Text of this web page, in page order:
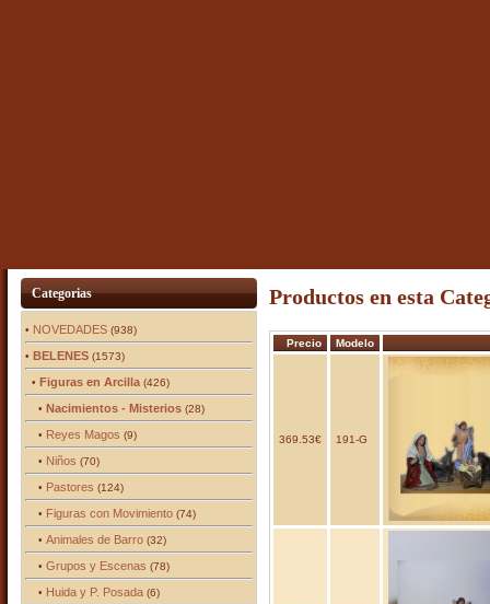
Categorias
• NOVEDADES(938)
• BELENES(1573)
• Figuras en Arcilla(426)
• Nacimientos - Misterios(28)
• Reyes Magos (9)
• Niños (70)
• Pastores (124)
• Figuras con Movimiento(74)
• Animales de Barro(32)
• Grupos y Escenas (78)
• Huida y P. Posada(6)
Productos en esta
Precio Modelo
369.53€ 191-G